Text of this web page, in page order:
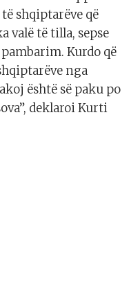
shqiptarëve që
valë të tilla, sepse
Kurdo që
nga
është së paku po
deklaroi Kurti